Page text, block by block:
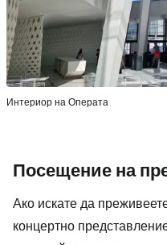
Интериор на Операта
Посещение на
Ако искате да
концертно